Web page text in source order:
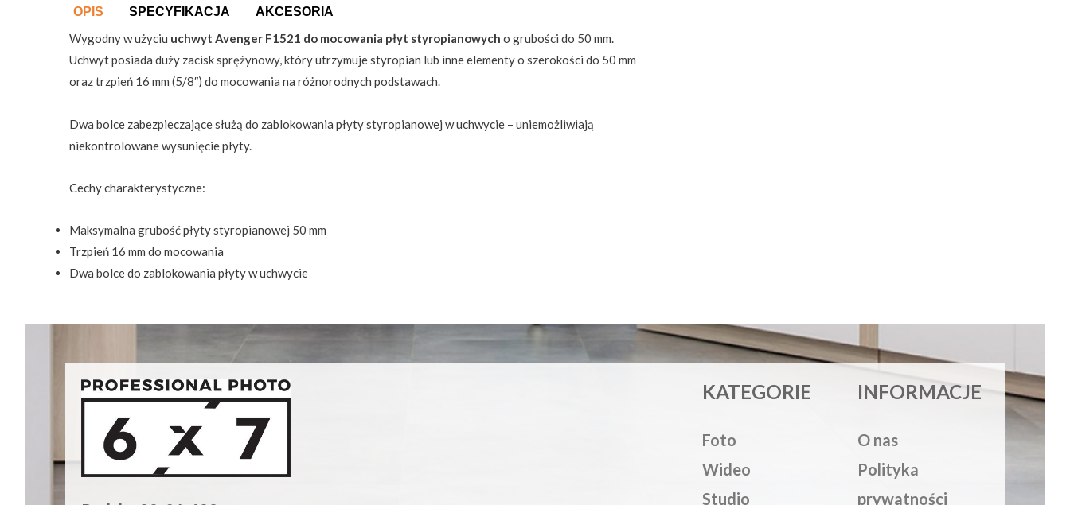
OPIS SPECYFIKACJA AKCESORIA
Wygodny w użyciu uchwyt Avenger F1521 do mocowania płyt styropianowych o grubości do 50 mm.
Uchwyt posiada duży zacisk sprężynowy, który utrzymuje styropian lub inne elementy o szerokości do 50 mm
oraz trzpień 16 mm (5/8″) do mocowania na różnorodnych podstawach.
Dwa bolce zabezpieczające służą do zablokowania płyty styropianowej w uchwycie – uniemożliwiają
niekontrolowane wysunięcie płyty.
Cechy charakterystyczne:
Maksymalna grubość płyty styropianowej 50 mm
Trzpień 16 mm do mocowania
Dwa bolce do zablokowania płyty w uchwycie
KATEGORIE
Foto
Wideo
Studio
INFORMACJE
O nas
Polityka
prywatności